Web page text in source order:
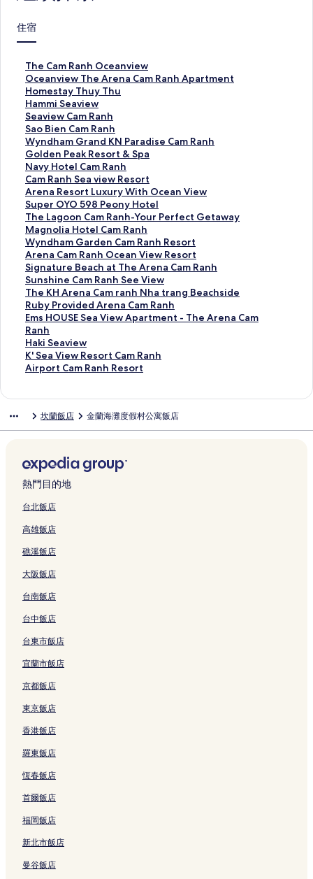
住宿
The Cam Ranh Oceanview
T
h
e
C
a
m
R
a
n
h
O
c
e
a
n
v
i
e
w
的
連
結
Oceanview The Arena Cam Ranh Apartment
O
c
e
a
n
v
i
e
w
T
h
e
A
r
e
n
a
C
a
m
R
a
n
h
t
n
t
的
連
Homestay Thuy Thu
H
o
m
e
s
t
a
y
T
h
u
y
T
h
u
的
連
結
Hammi Seaview
H
a
m
m
i
S
e
a
v
i
e
w
的
連
結
Seaview Cam Ranh
S
e
a
v
i
e
w
C
a
m
R
a
n
h
的
連
結
Sao Bien Cam Ranh
S
a
o
B
i
e
n
C
a
m
R
a
n
h
的
連
結
Wyndham Grand KN Paradise Cam Ranh
W
y
n
d
h
a
m
G
r
a
n
d
K
N
P
a
r
a
d
a
a
n
h
的
結
Golden Peak Resort & Spa
G
o
l
d
e
n
P
e
a
k
R
e
s
o
r
t
&
S
連
結
Navy Hotel Cam Ranh
N
a
v
y
H
o
t
e
l
C
a
m
R
a
n
h
的
Cam Ranh Sea view Resort
C
a
m
R
a
n
h
S
e
a
v
i
e
w
R
e
的
Arena Resort Luxury With Ocean View
A
r
e
n
a
R
e
s
o
r
t
L
u
x
u
t
c
e
a
n
i
w
的
連
結
Super OYO 598 Peony Hotel
S
u
p
e
r
O
Y
O
5
9
8
P
e
o
t
的
連
結
The Lagoon Cam Ranh-Your Perfect Getaway
T
h
e
L
a
g
o
o
n
C
a
m
R
Y
r
P
e
r
e
t
G
e
t
w
y
的
連
結
Magnolia Hotel Cam Ranh
M
a
g
n
o
l
i
a
H
o
t
e
m
R
h
的
連
結
Wyndham Garden Cam Ranh Resort
W
y
n
d
h
a
m
G
a
r
d
m
n
h
R
e
o
t
的
連
結
Arena Cam Ranh Ocean View Resort
A
r
e
n
a
C
a
m
R
a
e
V
i
e
w
e
o
r
t
的
結
Signature Beach at The Arena Cam Ranh
S
i
g
n
a
t
u
r
e
h
T
h
e
A
e
a
C
a
m
a
h
的
連
結
Sunshine Cam Ranh See View
S
u
n
s
h
i
n
e
a
S
e
e
V
e
的
連
結
The KH Arena Cam ranh Nha trang Beachside
T
h
e
K
H
A
r
a
a
n
h
N
a
r
a
n
g
e
c
h
s
i
d
e
連
Ruby Provided Arena Cam Ranh
R
u
b
y
P
r
e
r
e
n
a
a
R
a
n
h
連
Ems HOUSE Sea View Apartment - The Arena Cam
Ranh
E
m
s
H
O
e
i
e
w
A
a
t
m
e
n
-
h
e
A
r
e
n
C
m
R
a
n
的
結
Haki Seaview
H
a
k
v
w
的
連
結
K' Sea View Resort Cam Ranh
K
'
i
R
e
s
o
t
a
m
R
a
h
連
結
Airport Cam Ranh Resort
A
r
a
m
R
a
h
e
s
o
r
的
結
坎蘭飯店 金蘭海灘度假村公寓飯店
熱門目的地
台北飯店
高雄飯店
礁溪飯店
大阪飯店
台南飯店
台中飯店
台東市飯店
宜蘭市飯店
京都飯店
東京飯店
香港飯店
羅東飯店
恆春飯店
首爾飯店
福岡飯店
新北市飯店
曼谷飯店